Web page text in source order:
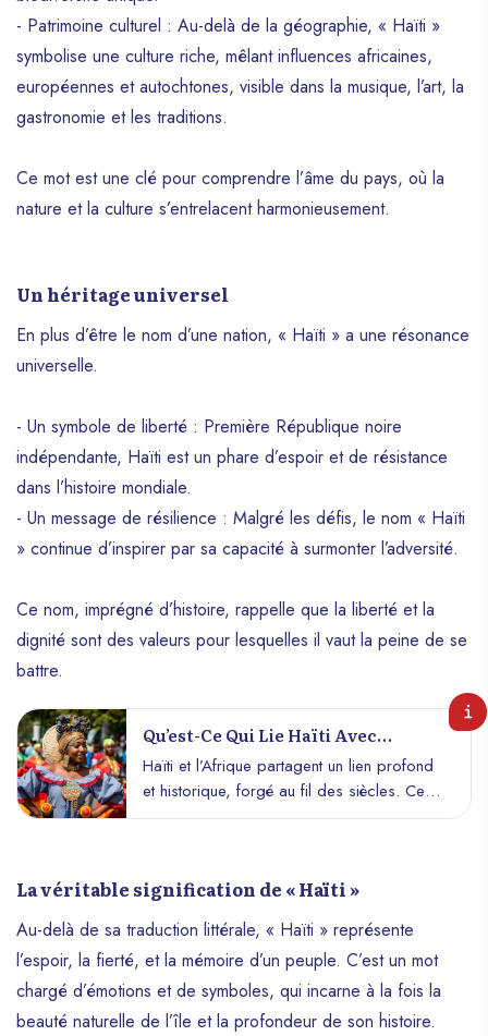
- Patrimoine culturel : Au-delà de la géographie, « Haïti »
symbolise une culture riche, mêlant influences africaines,
européennes et autochtones, visible dans la musique, l’art, la
gastronomie et les traditions.
Ce mot est une clé pour comprendre l’âme du pays, où la
nature et la culture s’entrelacent harmonieusement.
Un héritage universel
En plus d’être le nom d’une nation, « Haïti » a une résonance
universelle.
- Un symbole de liberté : Première République noire
indépendante, Haïti est un phare d’espoir et de résistance
dans l’histoire mondiale.
- Un message de résilience : Malgré les défis, le nom « Haïti
» continue d’inspirer par sa capacité à surmonter l’adversité.
Ce nom, imprégné d’histoire, rappelle que la liberté et la
dignité sont des valeurs pour lesquelles il vaut la peine de se
battre.
Qu’est-Ce Qui Lie Haïti Avec
L’Afrique ? Un Pont Culturel Et
Historique Indestructible
Haïti et l’Afrique partagent un lien profond
et historique, forgé au fil des siècles. Ce
lien va au-delà de la simple histoire
héritage commun issu de la lutte pour la
liberté. À travers l’histoire, la diaspora
africaine et l’impact de l’esclavage, Haïti
est devenu un symbole de la résilience et
de la fierté noire, en particulier pour de
nombreuses communautés africaines et
La véritable signification de « Haïti »
Au-delà de sa traduction littérale, « Haïti » représente
l’espoir, la fierté, et la mémoire d’un peuple. C’est un mot
chargé d’émotions et de symboles, qui incarne à la fois la
beauté naturelle de l’île et la profondeur de son histoire.